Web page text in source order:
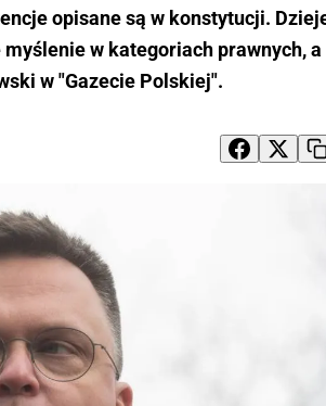
opisane są w konstytucji.
w kategoriach prawnych, a
w "Gazecie Polskiej".